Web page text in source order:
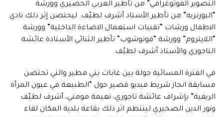
التصوير الفوتوغرافي” من تأطير العربي الحضيري وورشة
“البورتريه” من تأطير الأستاذ أشرف لطيّف. ليحتضن إثر ذلك نادي
الاطفال ورشات “تقنيات استعمال الاضاءة الداخلية” وورشة
“اللايتروم” وورشة “فوتوشوب” تأطير الثنائي الأستاذة عائشة
التاجوري والأستاذ أشرف لطيّف.
في الفترة المسائية جولة بين غابات بني مطير والتي تحتضن
مسابقة انجاز شريط فيديو قصير حول “الطبيعة في عيون المرأة
الريفية” بإشراف عائشة تاجوري، نعيمة مومني، أشرف لطيّف
ونور الدين الصخيري لينتظم اثر ذلك بقاعة بلدية المكان لقاء